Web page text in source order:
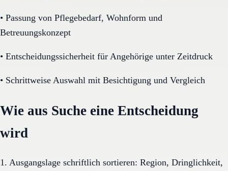
• Passung von Pflegebedarf, Wohnform und
Betreuungskonzept
• Entscheidungssicherheit für Angehörige unter Zeitdruck
• Schrittweise Auswahl mit Besichtigung und Vergleich
Wie aus Suche eine Entscheidung
wird
1. Ausgangslage schriftlich sortieren: Region, Dringlichkeit,